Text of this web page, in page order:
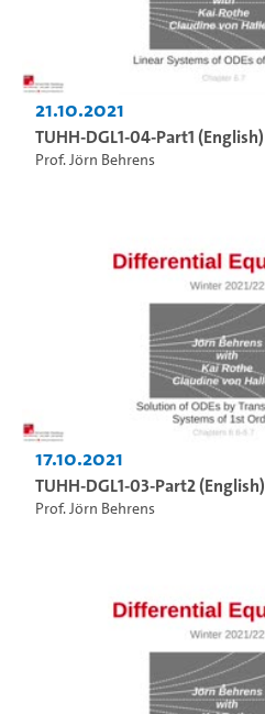
21.10.2021
TUHH-DGL1-04-Part1 (English)
Prof. Jörn Behrens
17.10.2021
TUHH-DGL1-03-Part2 (English)
Prof. Jörn Behrens